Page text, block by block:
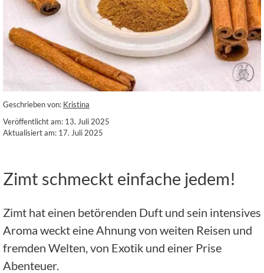
Geschrieben von: Kristina
Veröffentlicht am: 13. Juli 2025
Aktualisiert am: 17. Juli 2025
Zimt schmeckt einfache jedem!
Zimt hat einen betörenden Duft und sein intensives
Aroma weckt eine Ahnung von weiten Reisen und
fremden Welten, von Exotik und einer Prise
Abenteuer.